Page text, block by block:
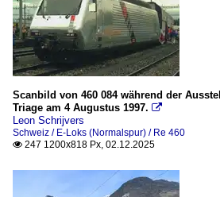
im Lavaux
Triebzüge (Normalspur)
RABe 502 / RABDe 502
RABe 511 (DOSTO / KISS)
RBDe 560 NPZ Domino (ex
Scanbild von 460 084 während der
Triage am 4 Augustus 1997. 
Leon Schrijvers
Schweiz / E-Loks (Normalspur) / Re 460
 247 1200x818 Px, 02.12.2025